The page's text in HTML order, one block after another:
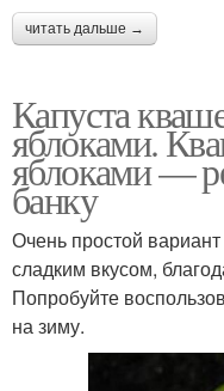
читать дальше →
Капуста
яблоками.
яблоками —
банку
Очень простой
сладким вкусом,
Попробуйте
на зиму.